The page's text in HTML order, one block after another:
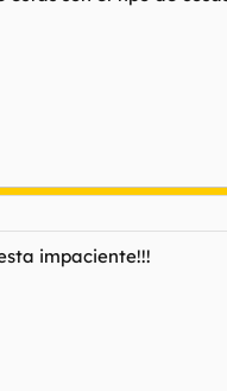
impaciente!!!